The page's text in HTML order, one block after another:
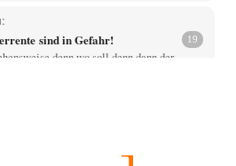
sind in Gefahr! 19
denn wo soll denn dann der